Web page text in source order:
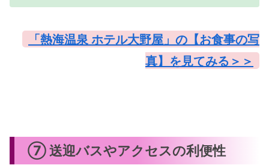
「熱海温泉 ホテル大野屋」の【お食事の写
真】を見てみる＞＞
⑦ 送迎バスやアクセスの利便性